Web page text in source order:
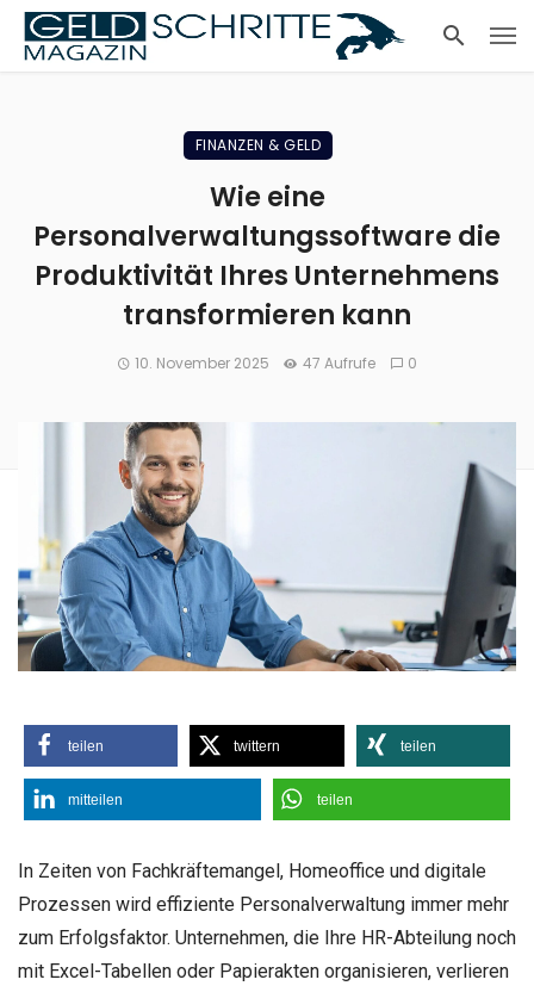
FINANZEN & GELD
Wie eine
Personalverwaltungssoftware die
Produktivität Ihres Unternehmens
transformieren kann
10. November 2025 47 Aufrufe 0
teilen twittern teilen
mitteilen teilen
In Zeiten von Fachkräftemangel, Homeoffice und digitale
Prozessen wird effiziente Personalverwaltung immer mehr
zum Erfolgsfaktor. Unternehmen, die Ihre HR-Abteilung noch
mit Excel-Tabellen oder Papierakten organisieren, verlieren